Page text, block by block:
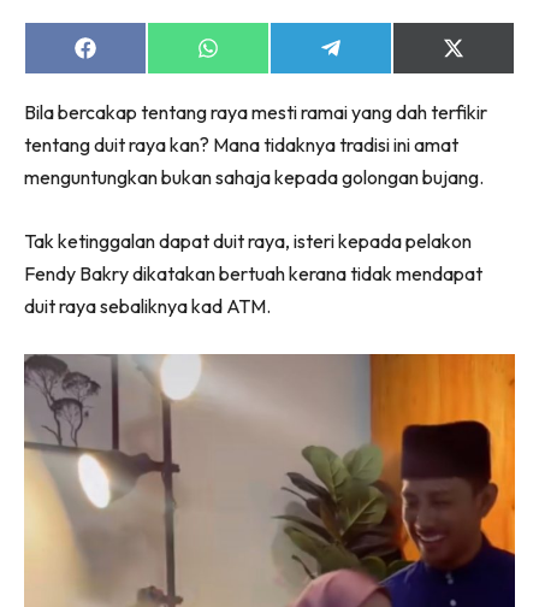
Share
on
Share
on
Share
on
Share
on
(Twitter)
Bila bercakap tentang raya mesti ramai yang dah terfikir
tentang duit raya kan? Mana tidaknya tradisi ini amat
menguntungkan bukan sahaja kepada golongan bujang.
Tak ketinggalan dapat duit raya, isteri kepada pelakon
Fendy Bakry dikatakan bertuah kerana tidak mendapat
duit raya sebaliknya kad ATM.